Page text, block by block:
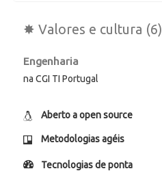
✸ Valores e cultura (6)
Engenharia
na CGI TI Portugal
Aberto a open source
Metodologias agéis
Tecnologias de ponta